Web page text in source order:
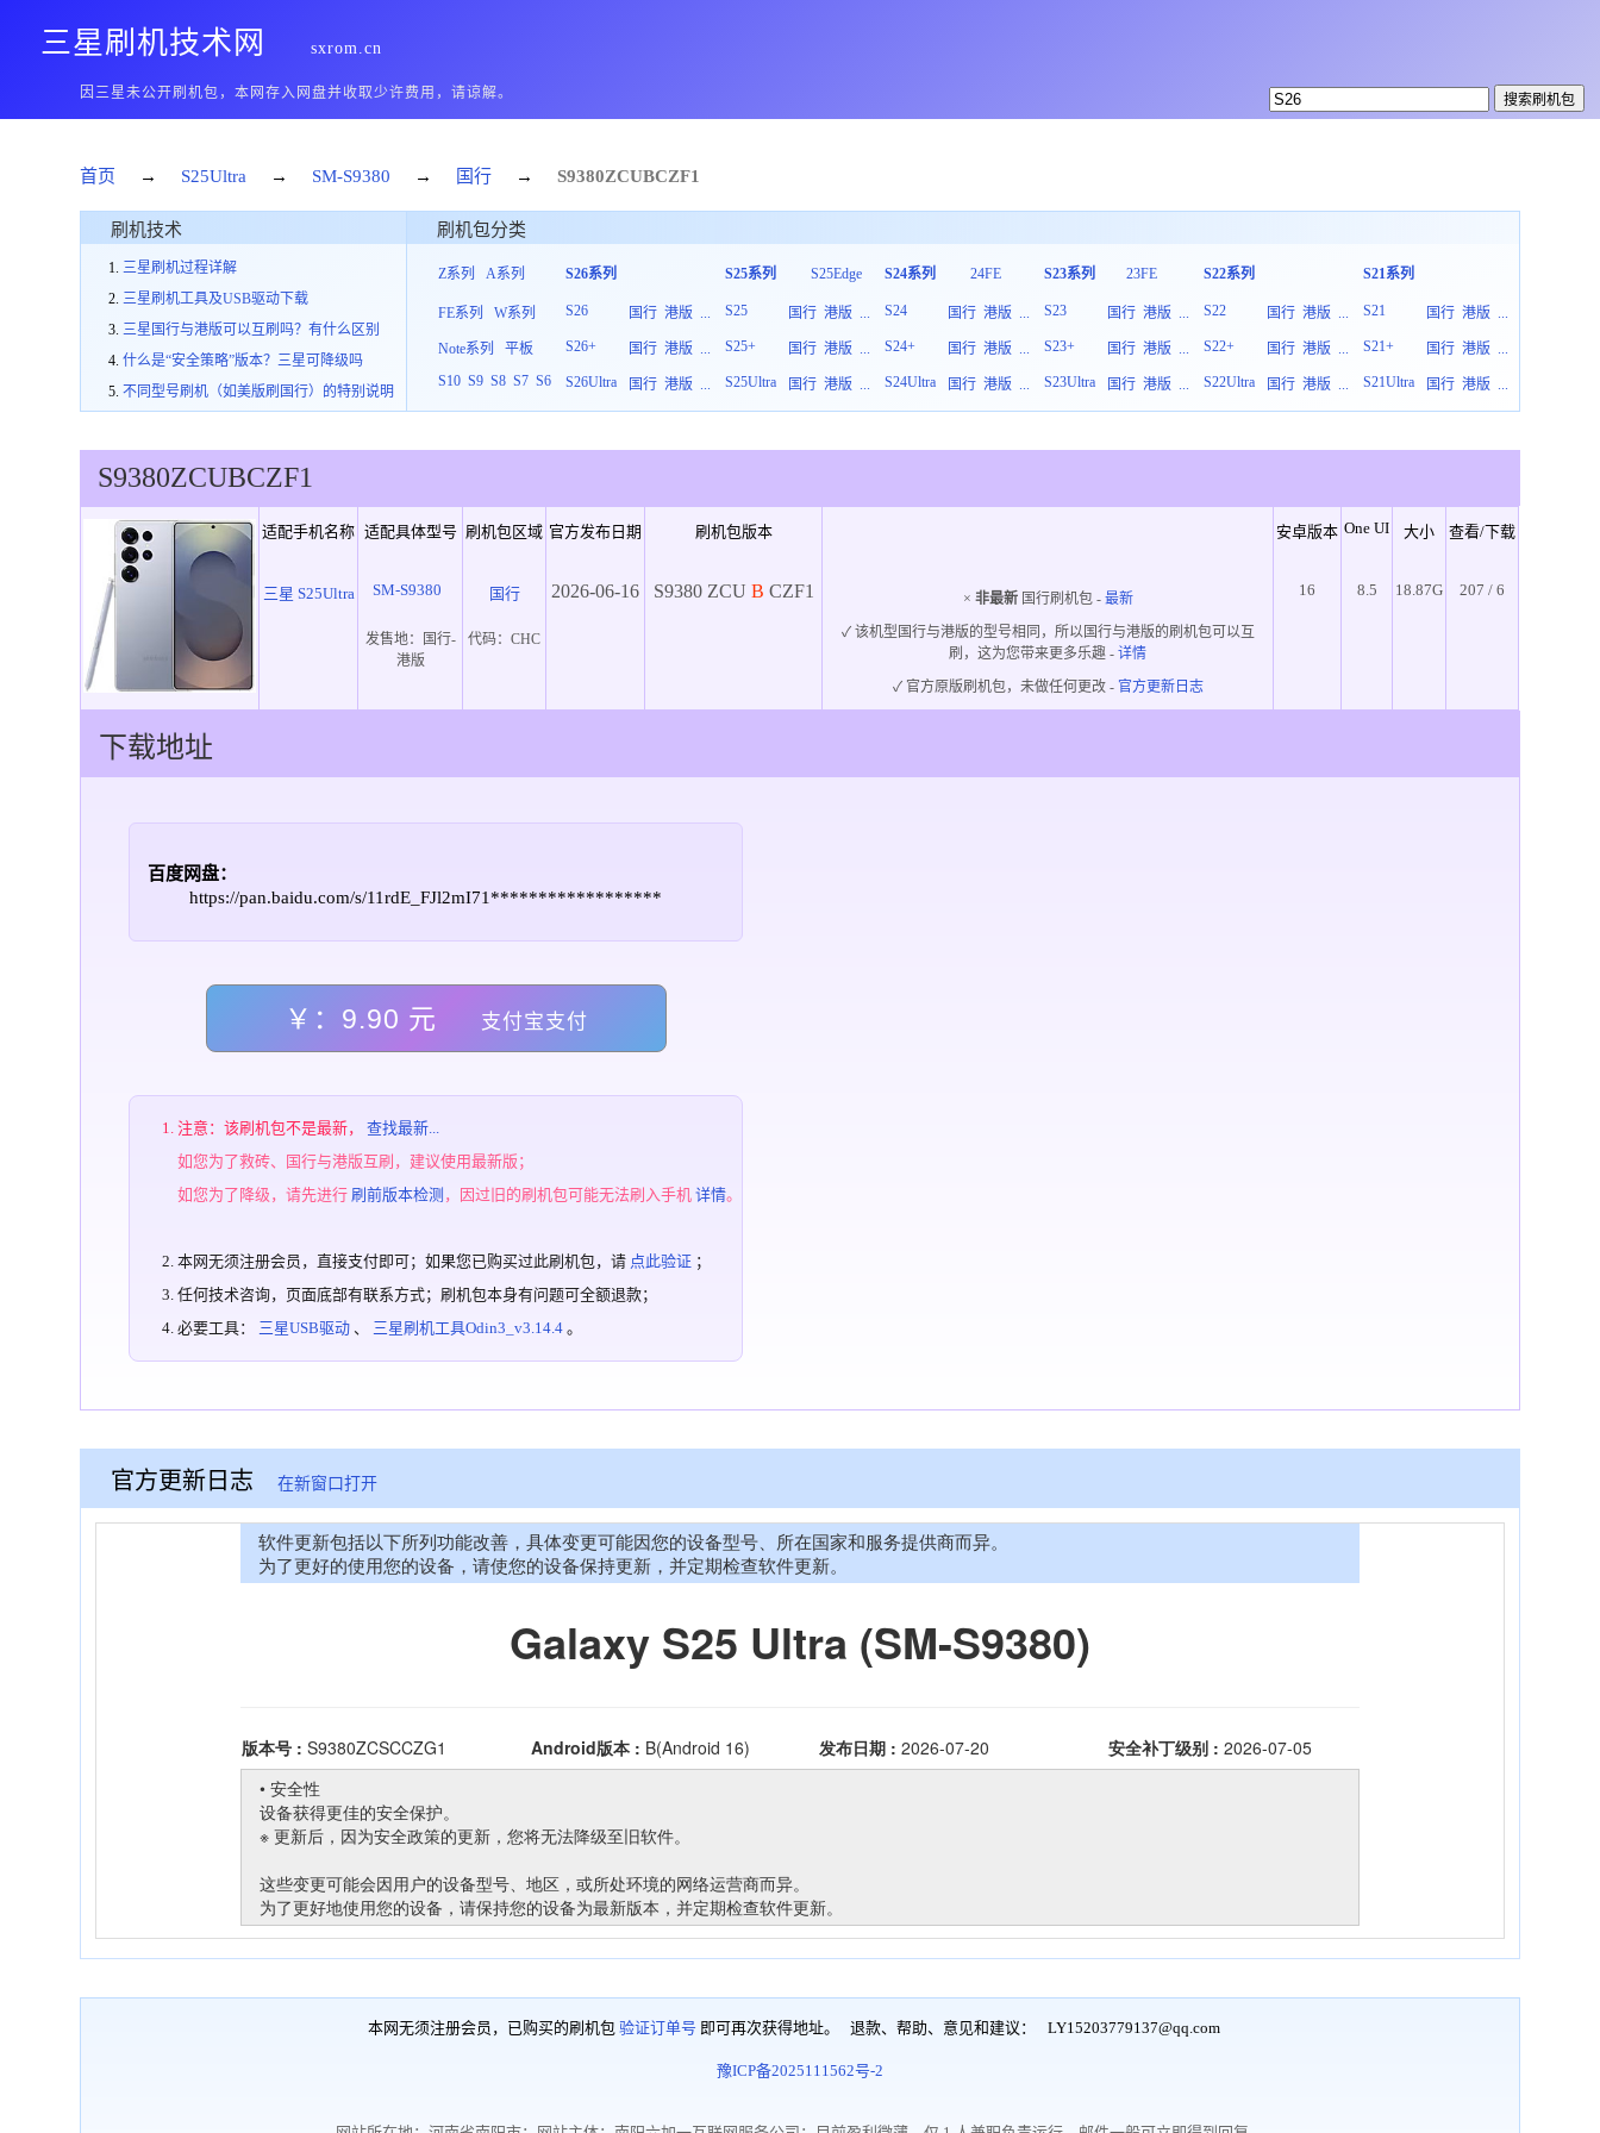
三星刷机技术网 sxrom.cn
因三星未公开刷机包，本网存入网盘并收取少许费用，请谅解。
首页 → S25Ultra → SM-S9380 → 国行 → S9380ZCUBCZF1
刷机技术
三星刷机过程详解
三星刷机工具及USB驱动下载
三星国行与港版可以互刷吗？有什么区别
什么是“安全策略”版本？三星可降级吗
不同型号刷机（如美版刷国行）的特别说明
刷机包分类
Z系列 A系列
FE系列 W系列
Note系列
平板
S10 S9 S8 S7 S6
S26系列
S26 国行 港版 ...
S26+
国行 港版 ...
S26Ultra
国行 港版 ...
S25系列 S25Edge
S25 国行 港版 ...
S25+
国行 港版 ...
S25Ultra
国行 港版 ...
S24系列 24FE
S24 国行 港版 ...
S24+
国行 港版 ...
S24Ultra
国行 港版 ...
S23系列 23FE
S23 国行 港版 ...
S23+
国行 港版 ...
S23Ultra
国行 港版 ...
S22系列
S22 国行 港版 ...
S22+
国行 港版 ...
S22Ultra
国行 港版 ...
S21系列
S21 国行 港版 ...
S21+
国行 港版 ...
S21Ultra
国行 港版 ...
S9380ZCUBCZF1
适配手机名称 适配具体型号 刷机包区域 官方发布日期 刷机包版本 安卓版本 One UI 大小 查看/下载
三星 S25Ultra SM-S9380 国行 2026-06-16 S9380 ZCU B CZF1 × 非最新国行刷机包 - 最新
✓ 该机型国行与港版的型号相同，所以国行与港版的刷机包可以互
刷，这为您带来更多乐趣 -详情
✓ 官方原版刷机包，未做任何更改 - 官方更新日志
16 8.5 18.87G 207 / 6
发售地：
国行-
港版
代码：CHC
下载地址
百度网盘：
https://pan.baidu.com/s/11rdE_FJl2mI71******************
￥：9.90 元 支付宝支付
注意：该刷机包不是最新，查找最新...
如您为了救砖、国行与港版互刷，建议使用最新版；
如您为了降级，请先进行 刷前版本检测 ，因过旧的刷机包可能无法刷入手机详情。
本网无须注册会员，直接支付即可；如果您已购买过此刷机包，请 点此验证 ；
任何技术咨询，页面底部有联系方式；刷机包本身有问题可全额退款；
必要工具： 三星USB驱动 、 三星刷机工具Odin3_v3.14.4 。
官方更新日志在新窗口打开
本网无须注册会员，已购买的刷机包 验证订单号 即可再次获得地址。 退款、帮助、意见和建议： LY15203779137@qq.com
豫ICP备2025111562号-2